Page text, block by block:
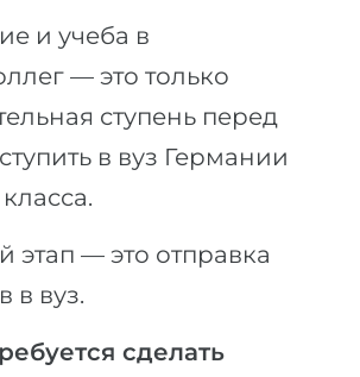
и учеба в
— это только
ступень перед
в вуз Германии
— это отправка
в вуз.
сделать